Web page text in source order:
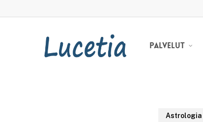
to
Palvelut
Astrologia